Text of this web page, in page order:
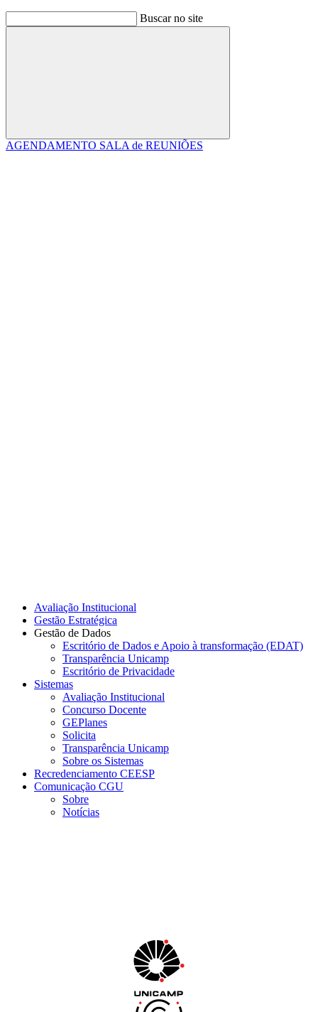
Buscar no site
Buscar
AGENDAMENTO SALA de REUNIÕES
Avaliação Institucional
Gestão Estratégica
Gestão de Dados
Escritório de Dados e Apoio à transformação (EDAT)
Transparência Unicamp
Escritório de Privacidade
Sistemas
Avaliação Institucional
Concurso Docente
GEPlanes
Solicita
Transparência Unicamp
Sobre os Sistemas
Recredenciamento CEESP
Comunicação CGU
Sobre
Notícias